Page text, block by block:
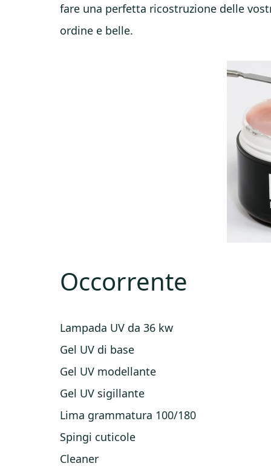
fare una perfetta ricostruzione delle
ordine e belle.
Occorrente
Lampada UV da 36 kw
Gel UV di base
Gel UV modellante
Gel UV sigillante
Lima grammatura 100/180
Spingi cuticole
Cleaner